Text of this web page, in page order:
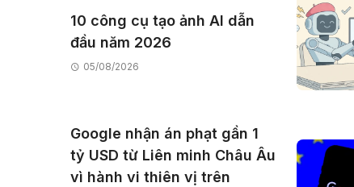
10 công cụ tạo ảnh AI dẫn
đầu năm 2026
05/08/2026
Google nhận án phạt gần 1
tỷ USD từ Liên minh Châu Âu
vì hành vi thiên vị trên